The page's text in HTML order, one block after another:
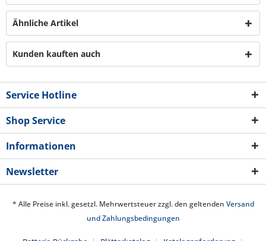
Ähnliche Artikel
Kunden kauften auch
Service Hotline
Shop Service
Informationen
Newsletter
* Alle Preise inkl. gesetzl. Mehrwertsteuer zzgl. den geltenden Versand
und Zahlungsbedingungen